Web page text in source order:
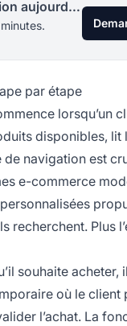
Lancez votre programme d'affiliation aujourd'hui
par étape
lorsqu’un
disponibles,
navigation est
e-commerce
recherchent. Plus
souhaite acheter,
où le
l’achat. La